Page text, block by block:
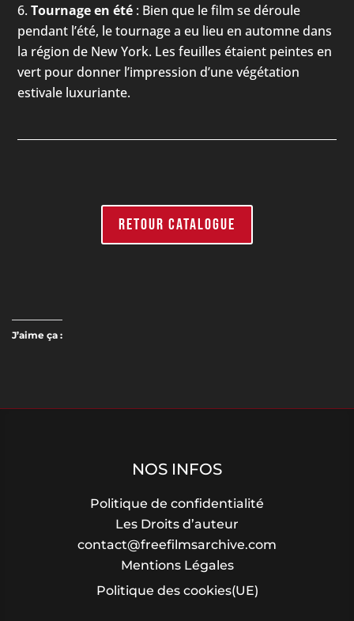
Tournage en été : Bien que le film se déroule
pendant l’été, le tournage a eu lieu en automne dans
la région de New York. Les feuilles étaient peintes en
vert pour donner l’impression d’une végétation
estivale luxuriante.
RETOUR CATALOGUE
J’aime ça :
NOS INFOS
Politique de confidentialité
Les Droits d’auteur
contact@freefilmsarchive.com
Mentions Légales
Politique des cookies(UE)